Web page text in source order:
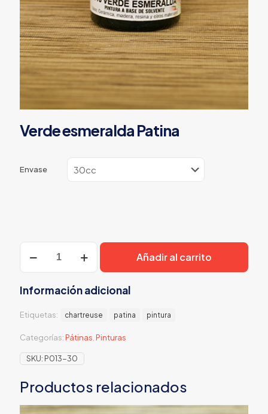
Verde esmeralda Patina
Envase
esmeralda
Añadir al carrito
Información adicional
Etiquetas: chartreuse patina pintura
Categorías: Pátinas Pinturas
SKU: P013-30
Productos relacionados